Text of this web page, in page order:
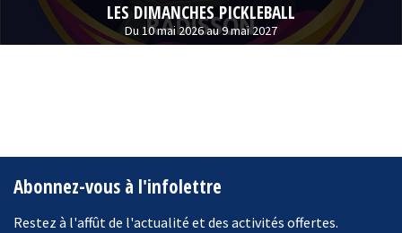
LES DIMANCHES PICKLEBALL
Du 10 mai 2026 au 9 mai 2027
Abonnez-vous à l'infolettre
Restez à l'affût de l'actualité et des activités offertes.